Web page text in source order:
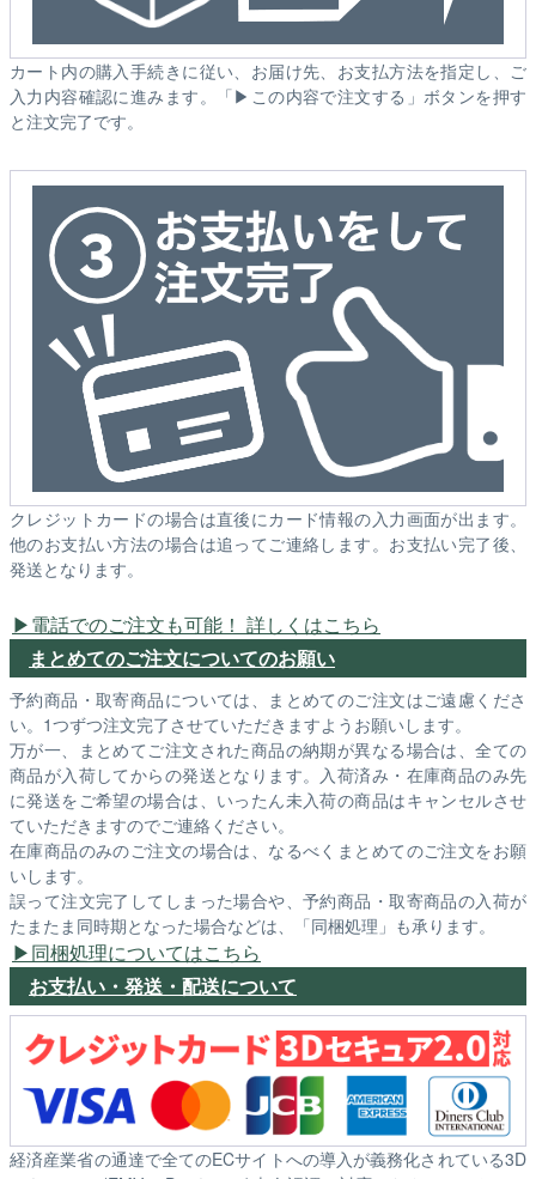
カート内の購入手続きに従い、お届け先、お支払方法を指定し、ご
入力内容確認に進みます。「▶この内容で注文する」ボタンを押す
と注文完了です。
クレジットカードの場合は直後にカード情報の入力画面が出ます。
他のお支払い方法の場合は追ってご連絡します。お支払い完了後、
発送となります。
電話でのご注文も可能！ 詳しくはこちら
まとめてのご注文についてのお願い
予約商品・取寄商品については、まとめてのご注文はご遠慮くださ
い。1つずつ注文完了させていただきますようお願いします。
万が一、まとめてご注文された商品の納期が異なる場合は、全ての
商品が入荷してからの発送となります。入荷済み・在庫商品のみ先
に発送をご希望の場合は、いったん未入荷の商品はキャンセルさせ
ていただきますのでご連絡ください。
在庫商品のみのご注文の場合は、なるべくまとめてのご注文をお願
いします。
誤って注文完了してしまった場合や、予約商品・取寄商品の入荷が
たまたま同時期となった場合などは、「同梱処理」も承ります。
同梱処理についてはこちら
お支払い・発送・配送について
経済産業省の通達で全てのECサイトへの導入が義務化されている3D